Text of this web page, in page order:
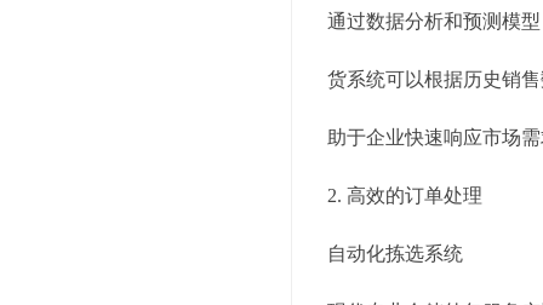
通过数据分析和预测模
货系统可以根据历史销
助于企业快速响应市场
2. 高效的订单处理
自动化拣选系统